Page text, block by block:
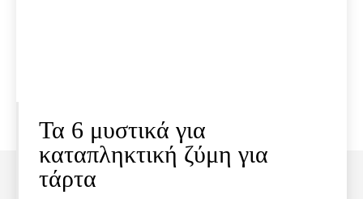
Τα 6 μυστικά για
καταπληκτική ζύμη για
τάρτα